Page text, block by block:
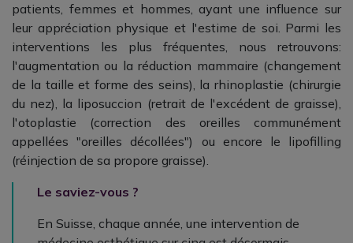
patients, femmes et hommes, ayant une influence sur
leur appréciation physique et l'estime de soi. Parmi les
interventions les plus fréquentes, nous retrouvons:
l'augmentation ou la réduction mammaire (changement
de la taille et forme des seins), la rhinoplastie (chirurgie
du nez), la liposuccion (retrait de l'excédent de graisse),
l'otoplastie (correction des oreilles communément
appellées "oreilles décollées") ou encore le lipofilling
(réinjection de sa propore graisse).
Le saviez-vous ?
En Suisse, chaque année, une intervention de